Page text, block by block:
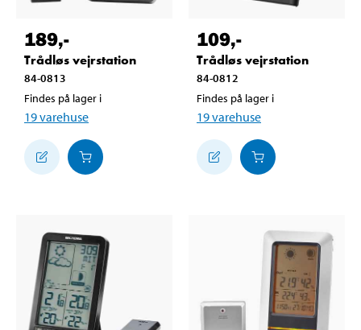
189,-
Trådløs vejrstation
84-0813
Findes på lager i
19varehuse
109,-
Trådløs vejrstation
84-0812
Findes på lager i
19varehuse